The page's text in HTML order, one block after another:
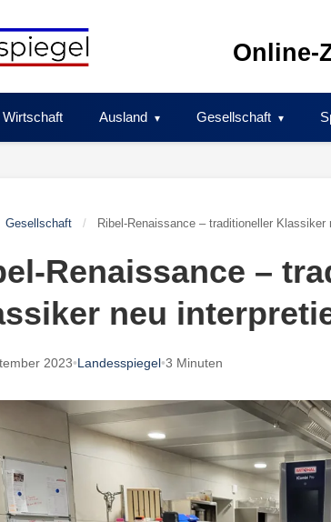
Online-
Wirtschaft Ausland Gesellschaft
Gesellschaft / Ribel-Renaissance – traditioneller Klassiker
Renaissance –
neu
2023•Landesspiegel•3 Minuten